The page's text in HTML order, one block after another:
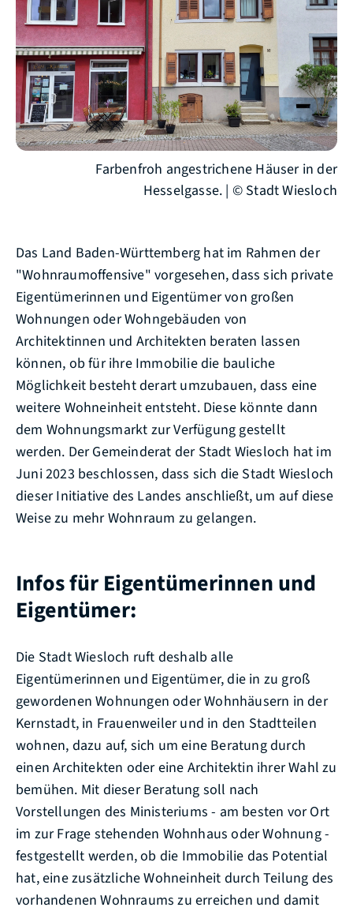
Farbenfroh angestrichene Häuser in der
Hesselgasse. | © Stadt Wiesloch
Das Land Baden-Württemberg hat im Rahmen der
"Wohnraumoffensive" vorgesehen, dass sich private
Eigentümerinnen und Eigentümer von großen
Wohnungen oder Wohngebäuden von
Architektinnen und Architekten beraten lassen
können, ob für ihre Immobilie die bauliche
Möglichkeit besteht derart umzubauen, dass eine
weitere Wohneinheit entsteht. Diese könnte dann
dem Wohnungsmarkt zur Verfügung gestellt
werden. Der Gemeinderat der Stadt Wiesloch hat im
Juni 2023 beschlossen, dass sich die Stadt Wiesloch
dieser Initiative des Landes anschließt, um auf diese
Weise zu mehr Wohnraum zu gelangen.
Infos für Eigentümerinnen und
Eigentümer:
Die Stadt Wiesloch ruft deshalb alle
Eigentümerinnen und Eigentümer, die in zu groß
gewordenen Wohnungen oder Wohnhäusern in der
Kernstadt, in Frauenweiler und in den Stadtteilen
wohnen, dazu auf, sich um eine Beratung durch
einen Architekten oder eine Architektin ihrer Wahl zu
bemühen. Mit dieser Beratung soll nach
Vorstellungen des Ministeriums - am besten vor Ort
im zur Frage stehenden Wohnhaus oder Wohnung -
festgestellt werden, ob die Immobilie das Potential
hat, eine zusätzliche Wohneinheit durch Teilung des
vorhandenen Wohnraums zu erreichen und damit